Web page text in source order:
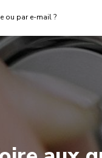
ou par e-mail ?